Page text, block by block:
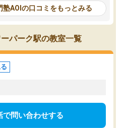
紹介してく
スもいただ
理由・自己
して、なに
る点がよか
間に自習
がありま
で、AO入試を改めて知
それに対しての具体的な
ことでした。更に子供の
る適正等についても詳し
でき、メンターの方々も
けてらっしゃいますので
塾AOIの口コミをもっとみる
パーク駅の教室一覧
で問い合わせする